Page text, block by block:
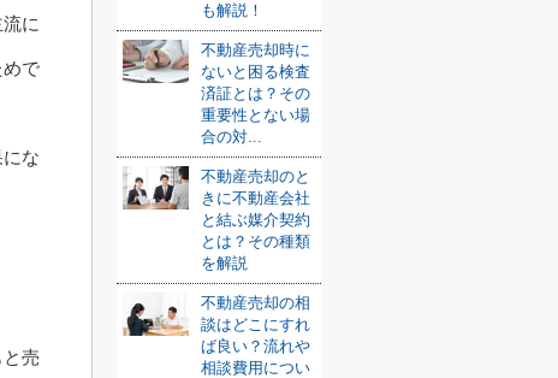
に
で
な
売
も解説！
不動産売却時に
ないと困る検査
済証とは？その
重要性とない場
合の対...
不動産売却のと
きに不動産会社
と結ぶ媒介契約
とは？その種類
を解説
不動産売却の相
談はどこにすれ
ば良い？流れや
相談費用につい